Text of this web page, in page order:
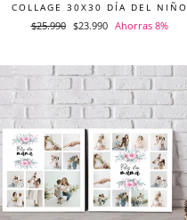
COLLAGE 30X30 DÍA DEL NIÑO
Precio
$25.990 Precio
$23.990 Ahorras 8%